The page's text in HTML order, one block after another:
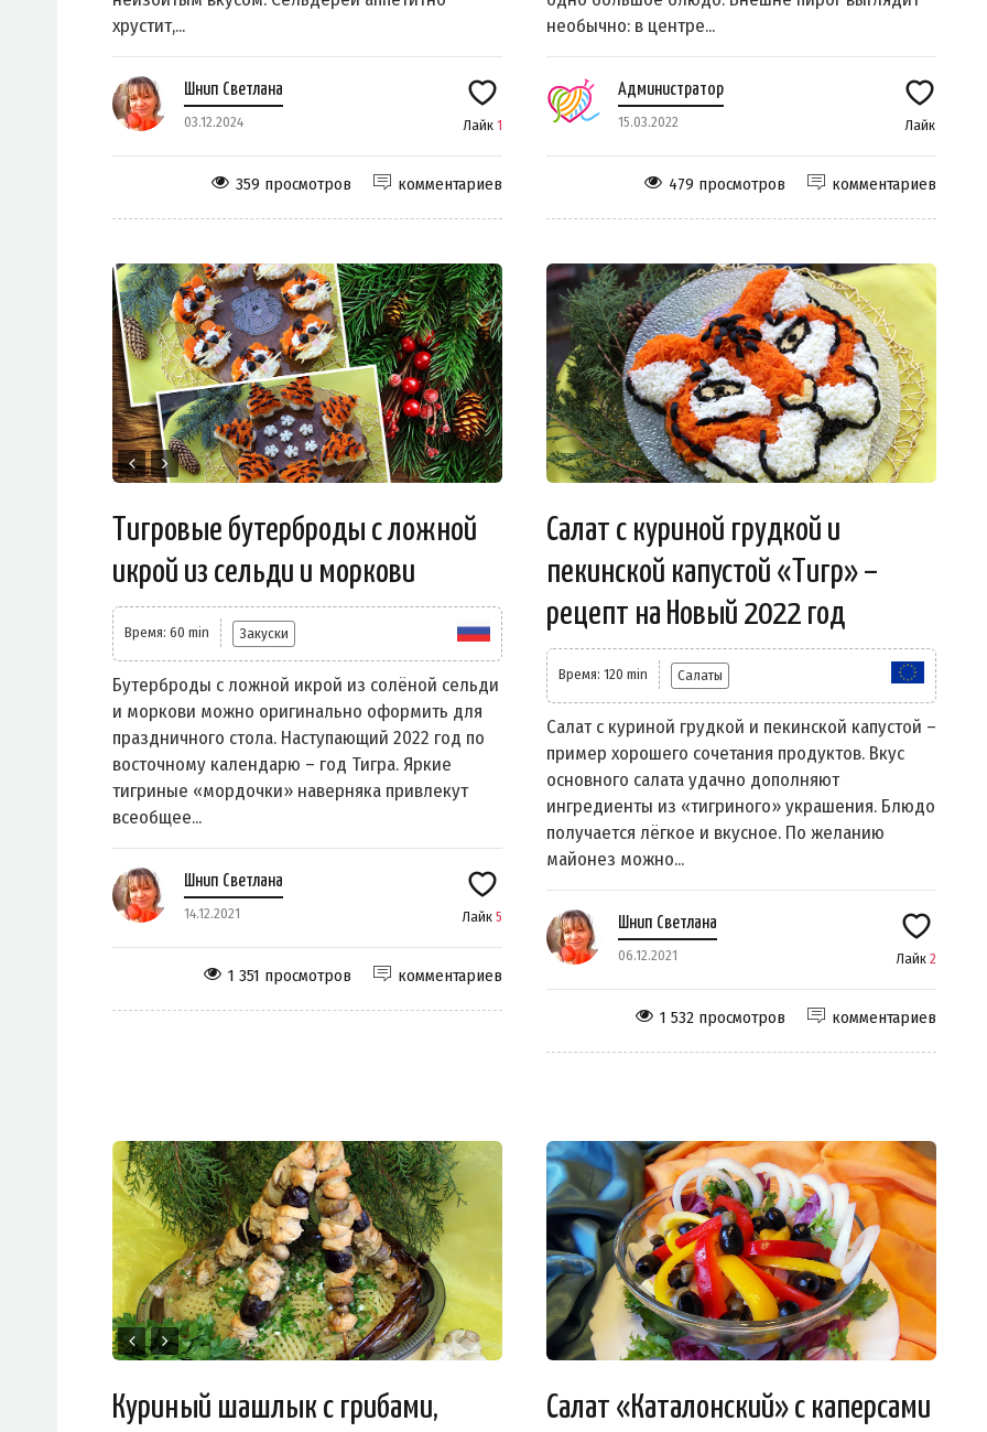
хрустит,...
Шнип Светлана
03.12.2024 Лайк 1
комментариев
359 просмотров
необычно: в центре...
Администратор
15.03.2022 Лайк
комментариев
479 просмотров
Тигровые бутерброды с ложной
икрой из сельди и моркови
Время: 60 min Закуски
Бутерброды с ложной икрой из солёной сельди
и моркови можно оригинально оформить для
праздничного стола. Наступающий 2022 год по
восточному календарю – год Тигра. Яркие
тигриные «мордочки» наверняка привлекут
всеобщее...
Шнип Светлана
14.12.2021 Лайк 5
комментариев
1 351 просмотров
Салат с куриной грудкой и
пекинской капустой «Тигр» –
рецепт на Новый 2022 год
Время: 120 min Салаты
Салат с куриной грудкой и пекинской капустой –
пример хорошего сочетания продуктов. Вкус
основного салата удачно дополняют
ингредиенты из «тигриного» украшения. Блюдо
получается лёгкое и вкусное. По желанию
майонез можно...
Шнип Светлана
06.12.2021 Лайк 2
комментариев
1 532 просмотров
Куриный шашлык с грибами,
Салат «Каталонский» с каперсами